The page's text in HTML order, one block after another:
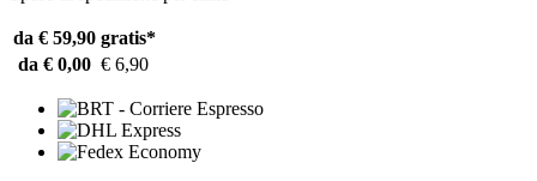
da € 59,90 gratis*
da € 0,00 € 6,90